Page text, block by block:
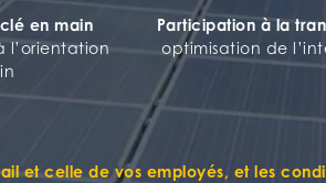
en main
l’orientation
Participation à la
optimisation de
et celle de vos employés, et les